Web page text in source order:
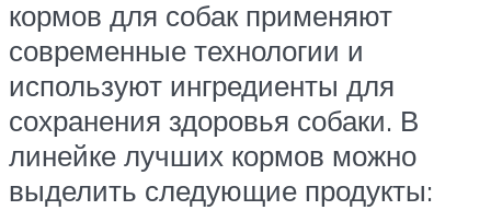
кормов для собак применяют
современные технологии и
используют ингредиенты для
сохранения здоровья собаки. В
линейке лучших кормов можно
выделить следующие продукты: